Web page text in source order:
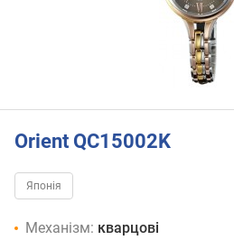
Orient QC15002K
Японія
Механізм: кварцові